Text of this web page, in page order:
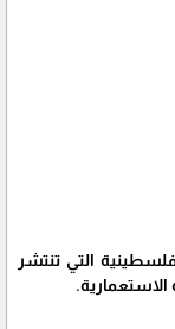
التي تنتشر
الاستعمارية.